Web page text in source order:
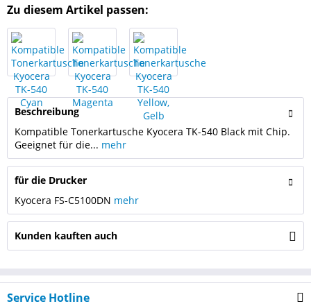
Zu diesem Artikel passen:
Beschreibung
Kompatible Tonerkartusche Kyocera TK-540 Black mit Chip.
Geeignet für die... mehr
für die Drucker
Kyocera FS-C5100DN mehr
Kunden kauften auch
Service Hotline